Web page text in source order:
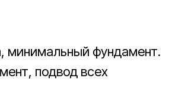
минимальный фундамент.
подвод всех